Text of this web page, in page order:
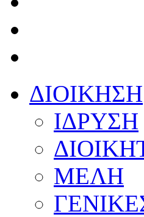
ΔΙΟΙΚΗΣΗ
ΙΔΡΥΣΗ
ΜΕΛΗ